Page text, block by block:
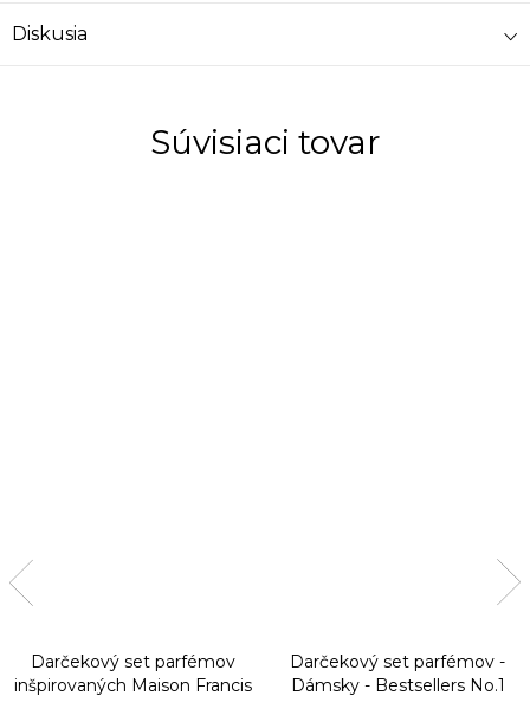
Diskusia
Súvisiaci tovar
Darčekový set parfémov
inšpirovaných Maison Francis
Darčekový set parfémov -
Dámsky - Bestsellers No.1